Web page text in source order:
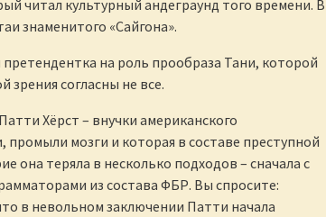
читал культурный андеграунд того времени. В
знаменитого «Сайгона».
на роль прообраза Тани, которой
зрения согласны не все.
Хёрст – внучки американского
мозги и которая в составе преступной
она теряла в несколько подходов – сначала с
из состава ФБР. Вы спросите:
в невольном заключении Патти начала